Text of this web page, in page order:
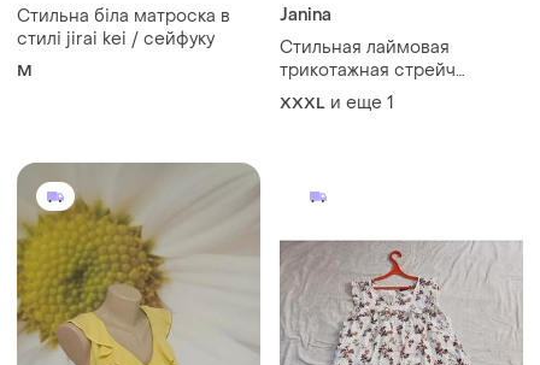
Стильна біла матроска в
стилі jirai kei / сейфуку
M
Janina
Стильная лаймовая
трикотажная стрейч
блузка-футболка с
XXXL и еще 1